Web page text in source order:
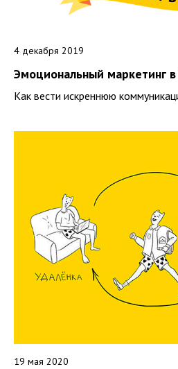
4 декабря 2019
Эмоциональный маркетинг в
Как вести искреннюю
19 мая 2020